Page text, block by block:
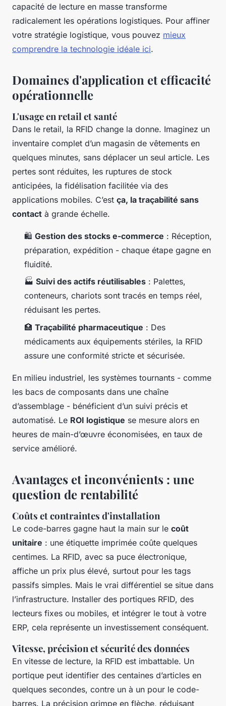
capacité de lecture en masse transforme
radicalement les opérations logistiques. Pour affiner
votre stratégie logistique, vous pouvez mieux
comprendre la technologie idéale ici.
Domaines d'application et efficacité
opérationnelle
L'usage en retail et santé
Dans le retail, la RFID change la donne. Imaginez un
inventaire complet d’un magasin de vêtements en
quelques minutes, sans déplacer un seul article. Les
pertes sont réduites, les ruptures de stock
anticipées, la fidélisation facilitée via des
applications mobiles. C’est ça, la traçabilité sans
contact à grande échelle.
🛍️ Gestion des stocks e-commerce : Réception,
préparation, expédition - chaque étape gagne en
fluidité.
🏭 Suivi des actifs réutilisables : Palettes,
conteneurs, chariots sont tracés en temps réel,
réduisant les pertes.
🏥 Traçabilité pharmaceutique : Des
médicaments aux équipements stériles, la RFID
assure une conformité stricte et sécurisée.
En milieu industriel, les systèmes tournants - comme
les bacs de composants dans une chaîne
d’assemblage - bénéficient d’un suivi précis et
automatisé. Le ROI logistique se mesure alors en
heures de main-d’œuvre économisées, en taux de
service amélioré.
Avantages et inconvénients : une
question de rentabilité
Coûts et contraintes d'installation
Le code-barres gagne haut la main sur le coût
unitaire : une étiquette imprimée coûte quelques
centimes. La RFID, avec sa puce électronique,
affiche un prix plus élevé, surtout pour les tags
passifs simples. Mais le vrai différentiel se situe dans
l’infrastructure. Installer des portiques RFID, des
lecteurs fixes ou mobiles, et intégrer le tout à votre
ERP, cela représente un investissement conséquent.
Vitesse, précision et sécurité des données
En vitesse de lecture, la RFID est imbattable. Un
portique peut identifier des centaines d’articles en
quelques secondes, contre un à un pour le code-
barres. La précision grimpe en flèche, réduisant